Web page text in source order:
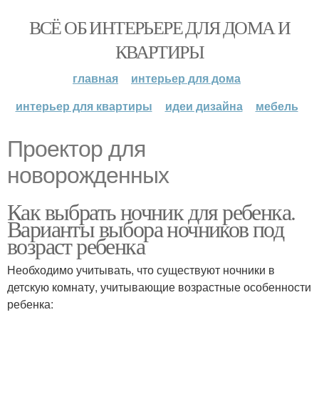
ВСЁ ОБ ИНТЕРЬЕРЕ ДЛЯ ДОМА И
КВАРТИРЫ
главная
интерьер для дома
интерьер для квартиры
идеи дизайна мебель
Проектор для
новорожденных
Как выбрать ночник для ребенка.
Варианты выбора ночников под
возраст ребенка
Необходимо учитывать, что существуют ночники в
детскую комнату, учитывающие возрастные особенности
ребенка: